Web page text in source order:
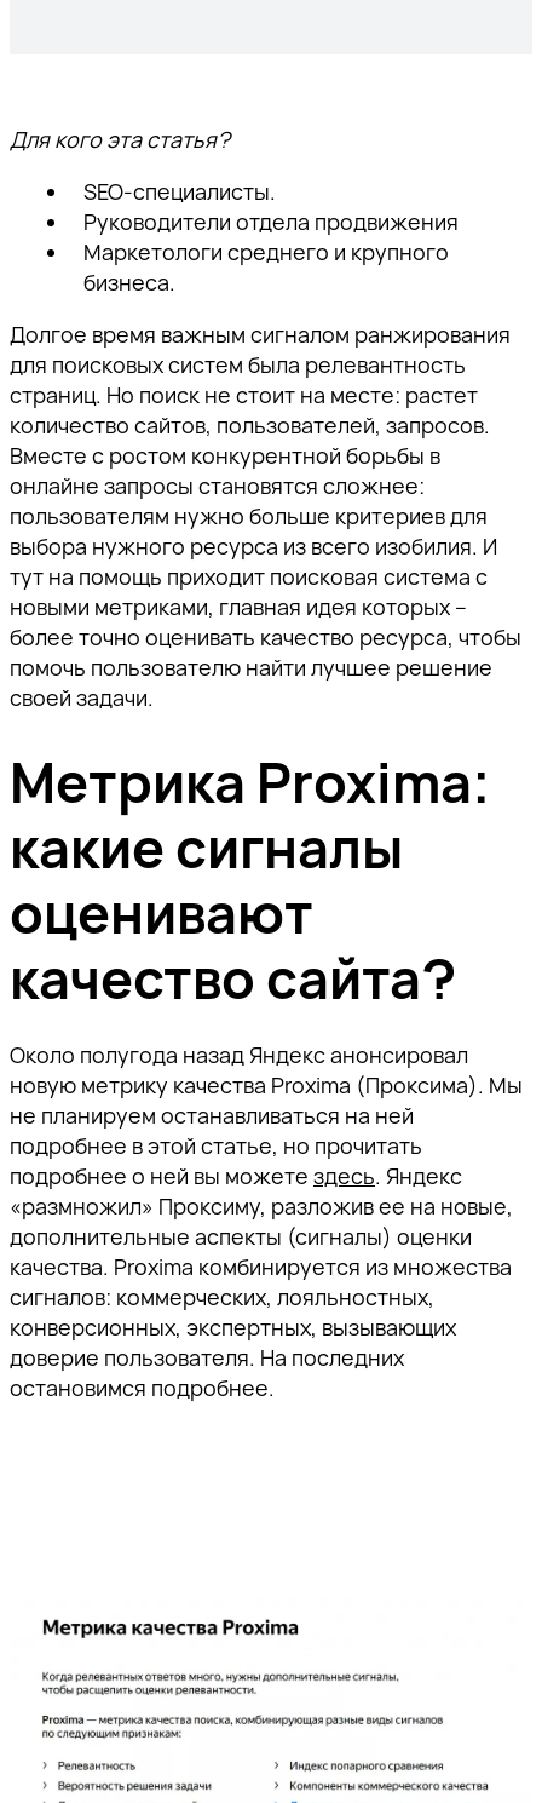
Для кого эта статья?
SEO-специалисты.
Руководители отдела продвижения
Маркетологи среднего и крупного
бизнеса.
Долгое время важным сигналом ранжирования
для поисковых систем была релевантность
страниц. Но поиск не стоит на месте: растет
количество сайтов, пользователей, запросов.
Вместе с ростом конкурентной борьбы в
онлайне запросы становятся сложнее:
пользователям нужно больше критериев для
выбора нужного ресурса из всего изобилия. И
тут на помощь приходит поисковая система с
новыми метриками, главная идея которых –
более точно оценивать качество ресурса, чтобы
помочь пользователю найти лучшее решение
своей задачи.
Метрика Proxima:
какие сигналы
оценивают
качество сайта?
Около полугода назад Яндекс анонсировал
новую метрику качества Proxima (Проксима). Мы
не планируем останавливаться на ней
подробнее в этой статье, но прочитать
подробнее о ней вы можете здесь. Яндекс
«размножил» Проксиму, разложив ее на новые,
дополнительные аспекты (сигналы) оценки
качества. Proxima комбинируется из множества
сигналов: коммерческих, лояльностных,
конверсионных, экспертных, вызывающих
доверие пользователя. На последних
остановимся подробнее.